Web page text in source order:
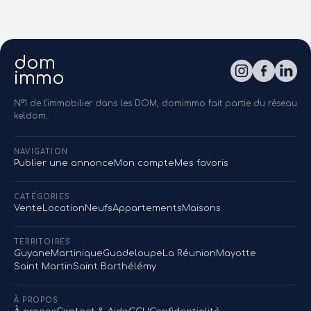
dom
immo
N°1 de l'immobilier dans les DOM, domimmo fait partie du réseau
keldom.
NAVIGATION
Publier une annonceMon compteMes favoris
CATÉGORIES
Vente LocationNeufsAppartementsMaisons
TERRITOIRES
GuyaneMartiniqueGuadeloupe La RéunionMayotte
Saint MartinSaint Barthélémy
À PROPOS